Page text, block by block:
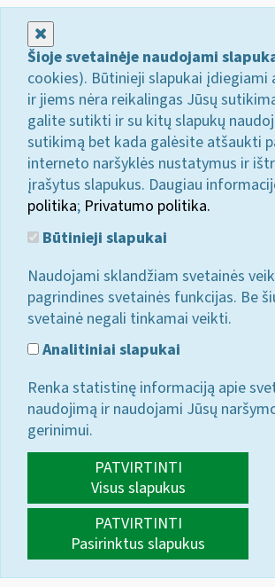
Šioje svetainėje naudojami
cookies). Būtinieji slapukai
ir jiems nėra reikalingas Jūsų
galite sutikti ir su kitų slapukų
sutikimą bet kada galėsite atšaukti
interneto naršyklės nustatymus ir
įrašytus slapukus. Daugiau
politika; Privatumo politika.
Būtinieji slapukai
Naudojami sklandžiam svetainės
pagrindines svetainės funkcijas. Be
svetainė negali tinkamai veikti.
Analitiniai slapukai
Renka statistinę informaciją apie
naudojimą ir naudojami Jūsų
gerinimui.
PATVIRTINTI
Visus slapukus
PATVIRTINTI
Pasirinktus slapukus